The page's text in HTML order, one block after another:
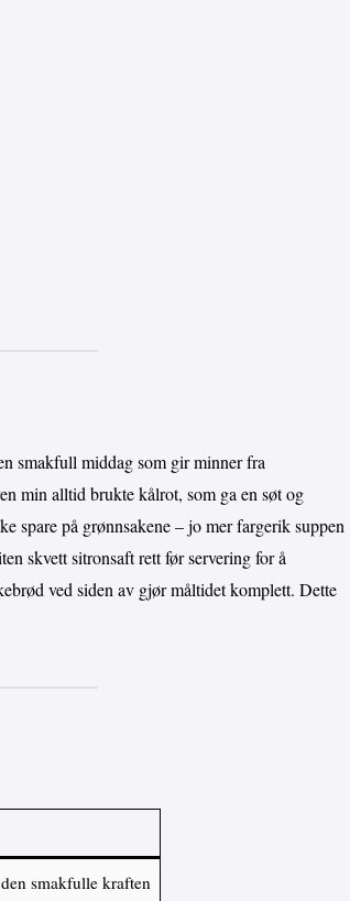
smakfull middag som gir minner fra
min alltid brukte kålrot, som ga en søt og
spare på grønnsakene – jo mer fargerik suppen
skvett sitronsaft rett før servering for å
ved siden av gjør måltidet komplett. Dette
smakfulle kraften